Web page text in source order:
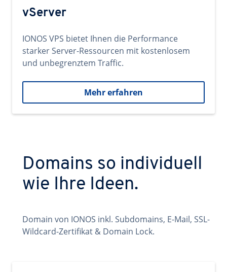
vServer
IONOS VPS bietet Ihnen die Performance
starker Server-Ressourcen mit kostenlosem
und unbegrenztem Traffic.
Mehr erfahren
Domains so individuell
wie Ihre Ideen.
Domain von IONOS inkl. Subdomains, E-Mail, SSL-
Wildcard-Zertifikat & Domain Lock.